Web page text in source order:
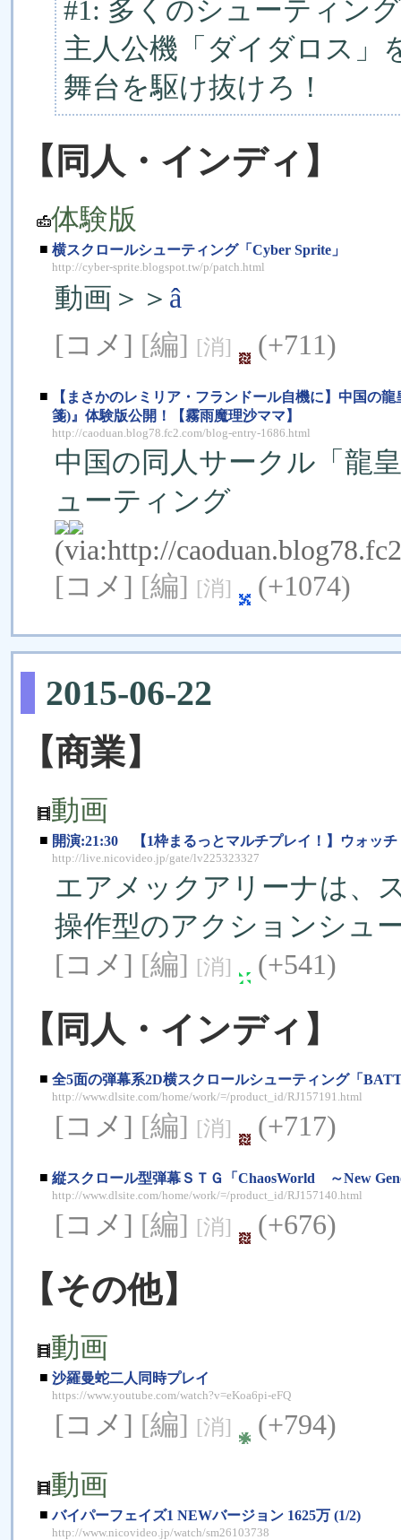
#1: 多くのシューティン
主人公機「ダイダロス」
舞台を駆け抜けろ！
【同人・インディ】
体験版
■ 横スクロールシューティング「Cyber Sprite」
http://cyber-sprite.blogspot.tw/p/patch.html
動画＞＞ â
[コメ] [編] [消] (+711)
■
【まさかのレミリア・フランドール自機に】中国の
箋)』体験版公開！【霧雨魔理沙ママ】
http://caoduan.blog78.fc2.com/blog-entry-1686.html
中国の同人サークル「龍
ューティング
(via:http://
[コメ] [編] [消] (+1074)
2015-06-22
【商業】
動画
■ 開演:21:30 【1枠まるっとマルチプレイ！】ウォッ
http://live.nicovideo.jp/gate/lv225323327
エアメックアリーナは、
操作型のアクションシュ
[コメ] [編] [消] (+541)
【同人・インディ】
■ 全5面の弾幕系2D横スクロールシューティング「
http://www.dlsite.com/home/work/=/product_id/RJ157191.html
[コメ] [編] [消] (+717)
■ 縦スクロール型弾幕ＳＴＧ「ChaosWorld ～New
http://www.dlsite.com/home/work/=/product_id/RJ157140.html
[コメ] [編] [消] (+676)
【その他】
動画
■ 沙羅曼蛇二人同時プレイ
https://www.youtube.com/watch?v=eKoa6pi-eFQ
[コメ] [編] [消]
(+794)
動画
■ バイパーフェイズ1 NEWバージョン 1625万 (1/2)
http://www.nicovideo.jp/watch/sm26103738